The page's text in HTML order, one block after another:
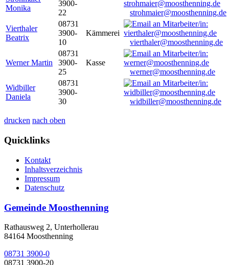
Monika
3900-
22
strohmaier@moosthenning.de
Vierthaler
Beatrix
08731
3900-
10
Kämmerei
vierthaler@moosthenning.de
Werner Martin
08731
3900-
25
Kasse
werner@moosthenning.de
Widbiller
Daniela
08731
3900-
30
widbiller@moosthenning.de
drucken nach oben
Quicklinks
Kontakt
Inhaltsverzeichnis
Impressum
Datenschutz
Gemeinde Moosthenning
Rathausweg 2, Unterhollerau
84164 Moosthenning
08731 3900-0
08731 3900-20